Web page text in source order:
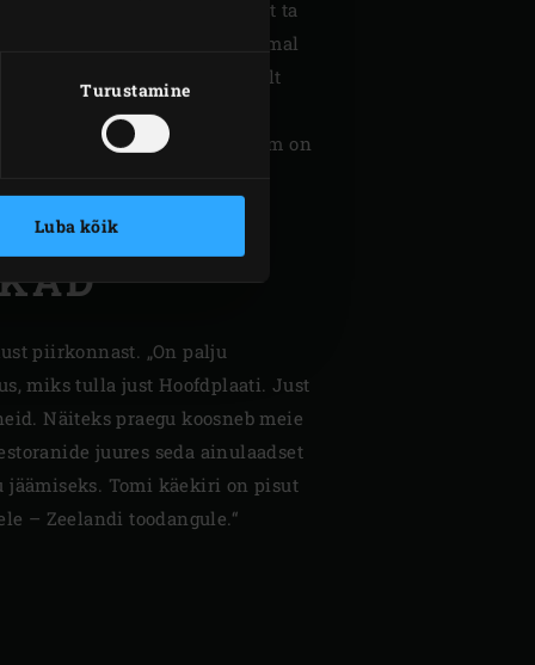
Turustamine
Luba kõik
hetk oma pojale ütlema, et ta
standarditele. Aga jumal
mitte nii! Ma olen täielikult
De Kromme Watergangi
aeg tahaplaanile astuda – Tom on
piirkonnast. „On palju
miks tulla just Hoofdplaati. Just
Näiteks praegu koosneb meie
juures seda ainulaadset
jäämiseks. Tomi käekiri on pisut
– Zeelandi toodangule.“